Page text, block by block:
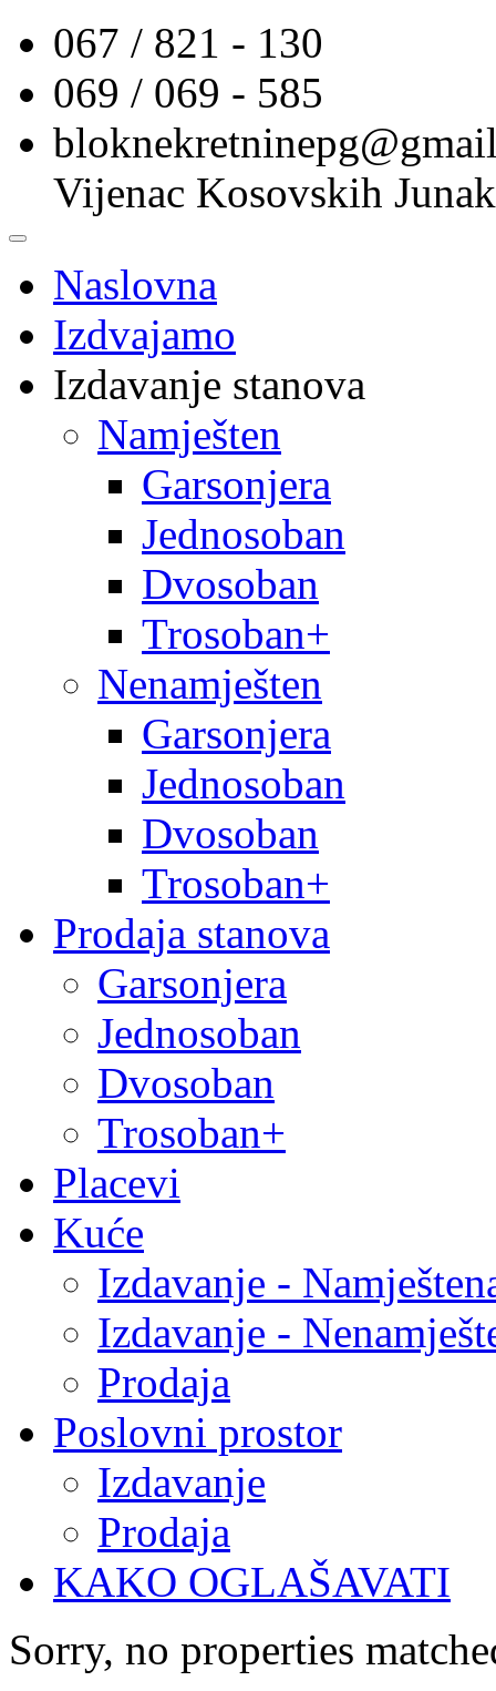
067 / 821 - 130
069 / 069 - 585
Vijenac Kosovskih
Naslovna
Izdvajamo
Izdavanje stanova
Namješten
Garsonjera
Jednosoban
Dvosoban
Trosoban+
Nenamješten
Garsonjera
Jednosoban
Dvosoban
Trosoban+
Prodaja stanova
Garsonjera
Jednosoban
Dvosoban
Trosoban+
Placevi
Kuće
Izdavanje -
Izdavanje -
Prodaja
Poslovni prostor
Izdavanje
Prodaja
KAKO OGLAŠAVATI
Sorry, no properties